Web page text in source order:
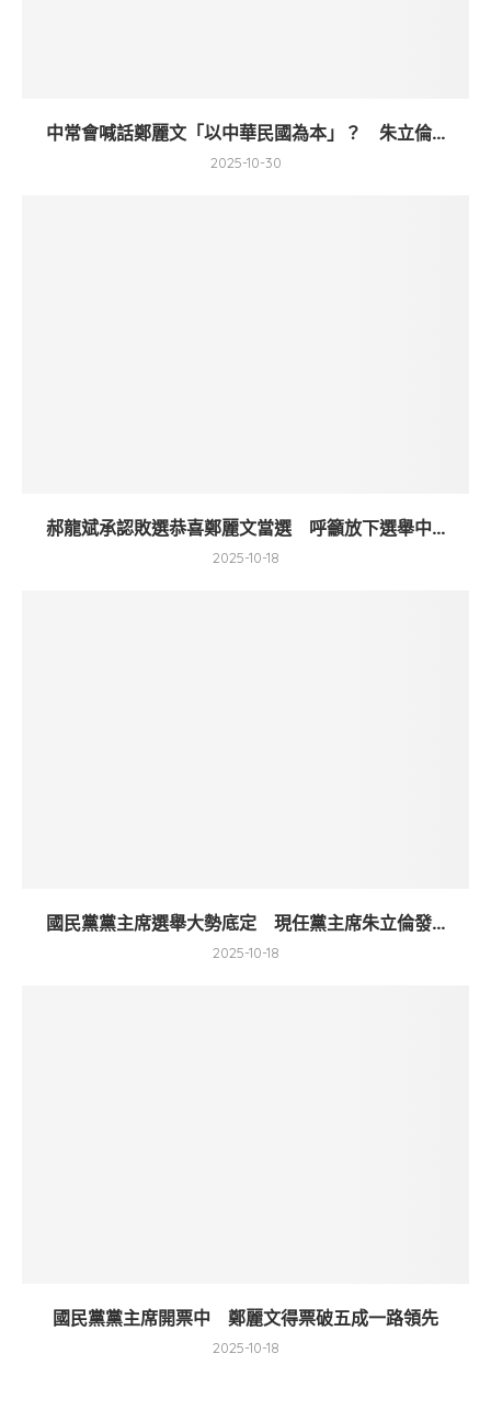
中常會喊話鄭麗文「以中華民國為本」？ 朱立倫...
2025-10-30
郝龍斌承認敗選恭喜鄭麗文當選 呼籲放下選舉中...
2025-10-18
國民黨黨主席選舉大勢底定 現任黨主席朱立倫發...
2025-10-18
國民黨黨主席開票中 鄭麗文得票破五成一路領先
2025-10-18